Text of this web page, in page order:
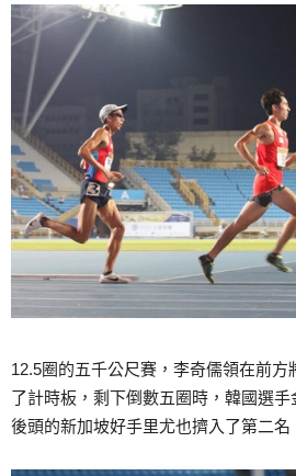
12.5圈的五千公尺賽，李奇儒領在前方
了計時板，剩下倒數五圈時，韓國選手
後頭的新加坡好手里尤也擠入了第二名